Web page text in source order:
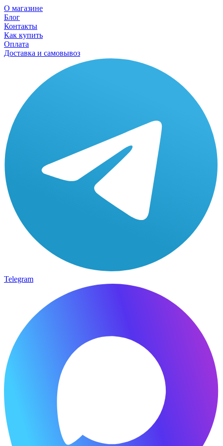
О магазине
Блог
Контакты
Как купить
Оплата
Доставка и самовывоз
Telegram